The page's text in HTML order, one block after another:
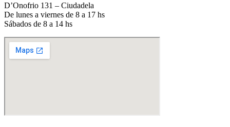
D’Onofrio 131 – Ciudadela
De lunes a viernes de 8 a 17 hs
Sábados de 8 a 14 hs